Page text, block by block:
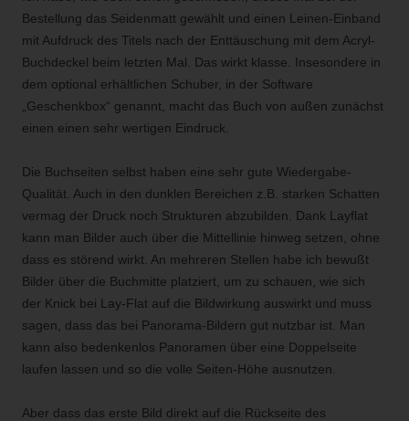
Bestellung das Seidenmatt gewählt und einen Leinen-Einband
mit Aufdruck des Titels nach der Enttäuschung mit dem Acryl-
Buchdeckel beim letzten Mal. Das wirkt klasse. Insesondere in
dem optional erhältlichen Schuber, in der Software
„Geschenkbox“ genannt, macht das Buch von außen zunächst
einen einen sehr wertigen Eindruck.
Die Buchseiten selbst haben eine sehr gute Wiedergabe-
Qualität. Auch in den dunklen Bereichen z.B. starken Schatten
vermag der Druck noch Strukturen abzubilden. Dank Layflat
kann man Bilder auch über die Mittellinie hinweg setzen, ohne
dass es störend wirkt. An mehreren Stellen habe ich bewußt
Bilder über die Buchmitte platziert, um zu schauen, wie sich
der Knick bei Lay-Flat auf die Bildwirkung auswirkt und muss
sagen, dass das bei Panorama-Bildern gut nutzbar ist. Man
kann also bedenkenlos Panoramen über eine Doppelseite
laufen lassen und so die volle Seiten-Höhe ausnutzen.
Aber dass das erste Bild direkt auf die Rückseite des